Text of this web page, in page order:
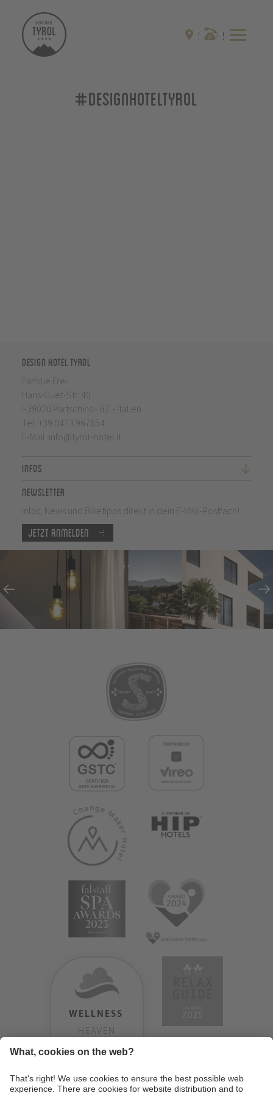
#designhoteltyrol
Design Hotel Tyrol
Familie Frei
Hans-Guet-Str. 40
I-39020 Partschins - BZ - Italien
Tel. +39 0473 967654
E-Mail: info@tyrol-hotel.it
Infos
Newsletter
Infos, News und Biketipps direkt in dein E-Mail-Postfach!
Jetzt anmelden
WELLNESS
HEAVEN
TESTERGEBNIS: